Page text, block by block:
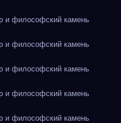
и философский камень
и философский камень
и философский камень
и философский камень
и философский камень